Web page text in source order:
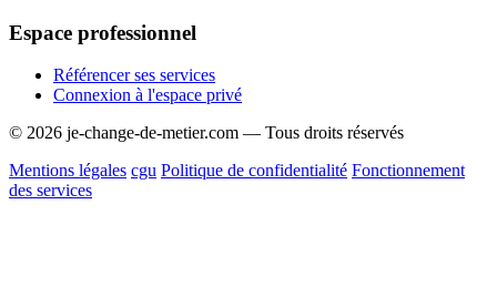
Espace professionnel
Référencer ses services
Connexion à l'espace privé
© 2026 je-change-de-metier.com — Tous droits réservés
Mentions légales cgu Politique de confidentialité Fonctionnement
des services